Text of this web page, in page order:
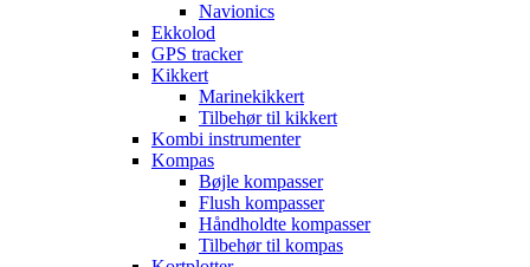
Navionics
Ekkolod
GPS tracker
Kikkert
Marinekikkert
Tilbehør til kikkert
Kombi instrumenter
Kompas
Bøjle kompasser
Flush kompasser
Håndholdte kompasser
Tilbehør til kompas